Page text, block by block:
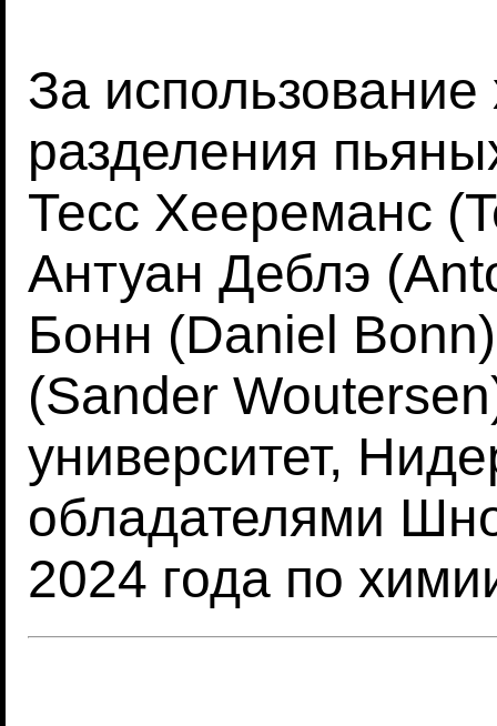
За
разделения
Тесс Хеереманс
Антуан Деблэ
Бонн (Daniel
(Sander
университет,
обладателями
2024 года по